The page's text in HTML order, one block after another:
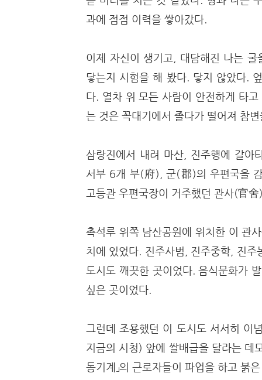
과에 점점 이력을 쌓아갔다.
이제 자신이 생기고, 대담해진 나는
닿는지 시험을 해 봤다. 닿지 않았다.
다. 열차 위 모든 사람이 안전하게 타
는 것은 꼭대기에서 졸다가 떨어져 참
삼랑진에서 내려 마산, 진주행에 갈아
서부 6개 부(府), 군(郡)의 우편국을
고등관 우편국장이 거주했던 관사(官
촉석루 위쪽 남산공원에 위치한 이 관
치에 있었다. 진주사범, 진주중학, 진
도시도 깨끗한 곳이었다. 음식문화가
싶은 곳이었다.
그런데 조용했던 이 도시도 서서히 이
지금의 시청) 앞에 쌀배급을 달라는 데
동기계」의 근로자들이 파업을 하고 붉